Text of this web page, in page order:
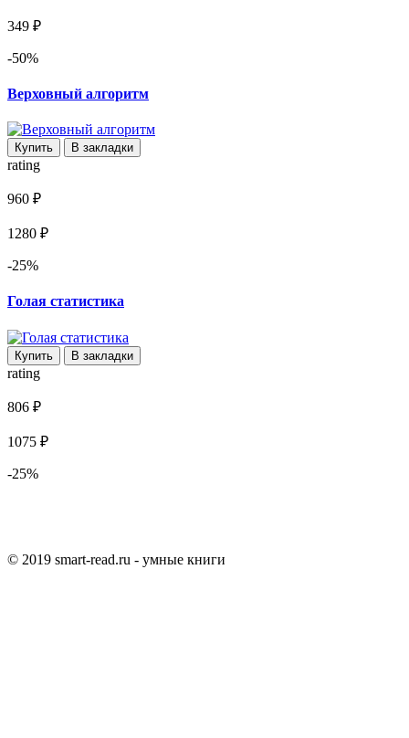
349 ₽
-50%
Верховный алгоритм
Купить В закладки
rating
960 ₽
1280 ₽
-25%
Голая статистика
Купить В закладки
rating
806 ₽
1075 ₽
-25%
© 2019 smart-read.ru - умные книги